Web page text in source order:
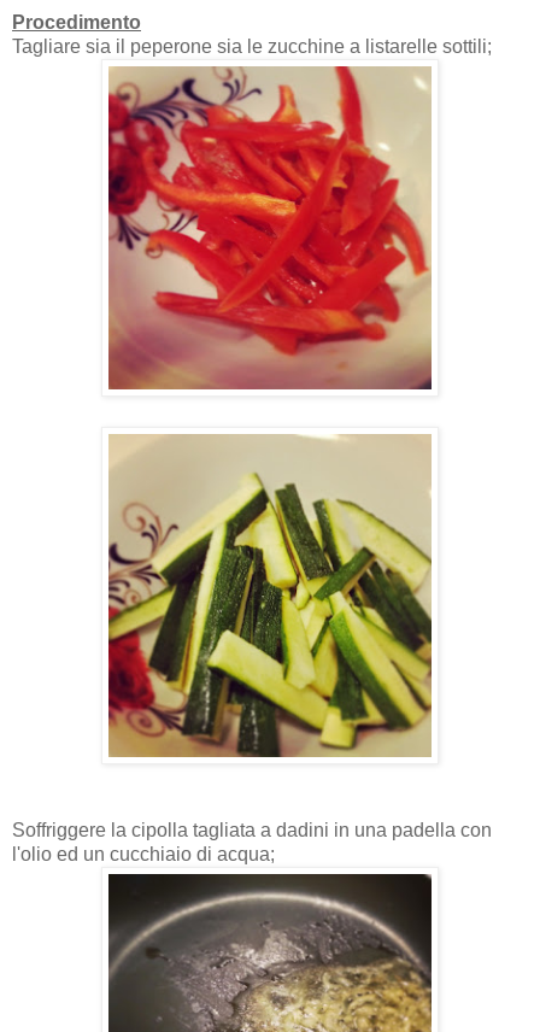
Procedimento
Tagliare sia il peperone sia le zucchine a listarelle sottili;
Soffriggere la cipolla tagliata a dadini in una padella con
l'olio ed un cucchiaio di acqua;